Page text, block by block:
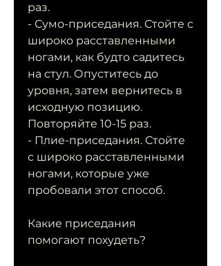
раз.
- Сумо-приседания. Стойте с
широко расставленными
ногами, как будто садитесь
на стул. Опуститесь до
уровня, затем вернитесь в
исходную позицию.
Повторяйте 10-15 раз.
- Плие-приседания. Стойте
с широко расставленными
ногами, которые уже
пробовали этот способ.
Какие приседания
помогают похудеть?